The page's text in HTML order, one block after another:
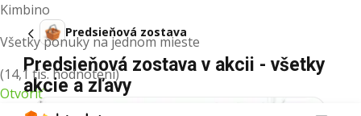
Kimbino
Všetky ponuky na jednom mieste
(14,1 tis. hodnotení)
Otvoriť
Predsieňová zostava
Predsieňová zostava v akcii - všetky
akcie a zľavy